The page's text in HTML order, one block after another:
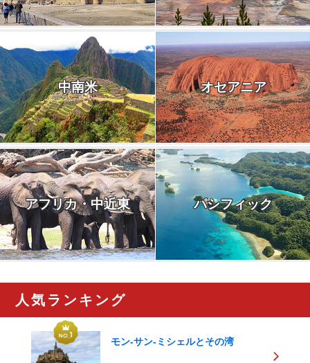
中南米 オセアニア
アフリカ・中近東 パシフィック
人気ランキング
モン-サン-ミシェルとその湾